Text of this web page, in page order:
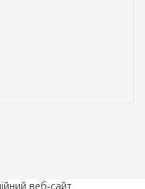
веб-сайт